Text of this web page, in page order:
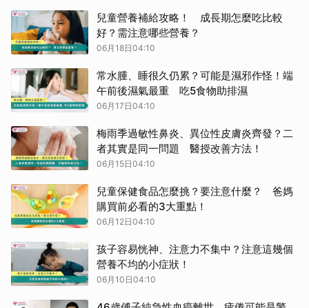
兒童營養補給攻略！ 成長期怎麼吃比較
好？需注意哪些營養？
06月18日04:10
常水腫、睡很久仍累？可能是濕邪作怪！端
午前後濕氣最重 吃5食物助排濕
06月17日04:10
梅雨季過敏性鼻炎、異位性皮膚炎齊發？二
者其實是同一問題 醫授改善方法！
06月15日04:10
兒童保健食品怎麼挑？要注意什麼？ 爸媽
購買前必看的3大重點！
06月12日04:10
孩子容易恍神、注意力不集中？注意這幾個
營養不均的小症狀！
06月10日04:10